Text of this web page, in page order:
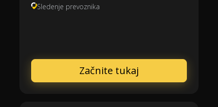
Sledenje prevoznika
Začnite tukaj